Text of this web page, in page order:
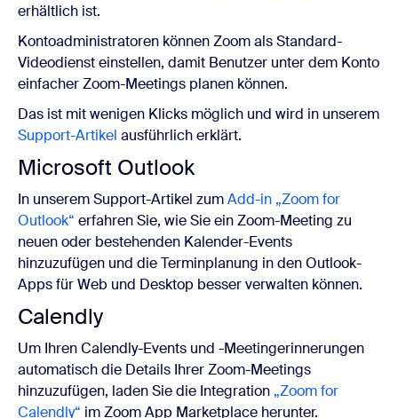
erhältlich ist.
Kontoadministratoren können Zoom als Standard-
Videodienst einstellen, damit Benutzer unter dem Konto
einfacher Zoom-Meetings planen können.
Das ist mit wenigen Klicks möglich und wird in unserem
Support-Artikel ausführlich erklärt.
Microsoft Outlook
In unserem Support-Artikel zumAdd-in „Zoom for
Outlook“ erfahren Sie, wie Sie ein Zoom-Meeting zu
neuen oder bestehenden Kalender-Events
hinzuzufügen und die Terminplanung in den Outlook-
Apps für Web und Desktop besser verwalten können.
Calendly
Um Ihren Calendly-Events und -Meetingerinnerungen
automatisch die Details Ihrer Zoom-Meetings
hinzuzufügen, laden Sie die Integration „Zoom for
Calendly“ im Zoom App Marketplace herunter.